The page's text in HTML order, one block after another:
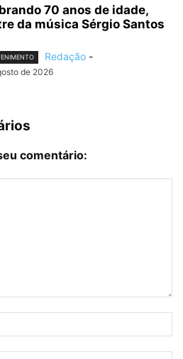
70 anos de idade,
da música Sérgio Santos
Redação -
de 2026
comentário: